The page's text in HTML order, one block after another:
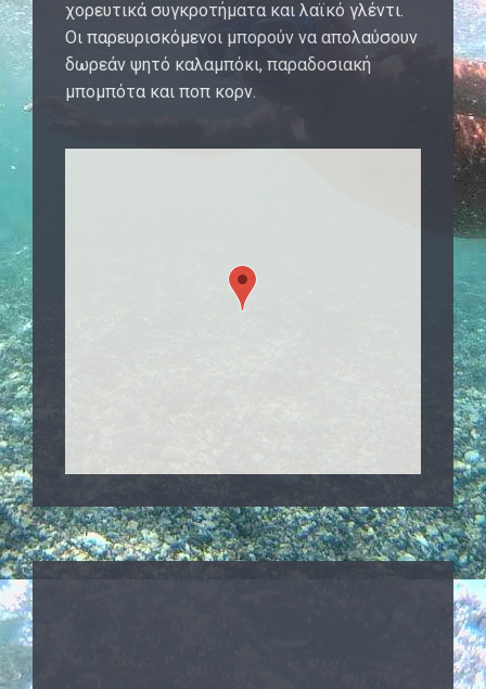
χορευτικά συγκροτήματα και λαϊκό γλέντι.
Οι παρευρισκόμενοι μπορούν να απολαύσουν
δωρεάν ψητό καλαμπόκι, παραδοσιακή
μπομπότα και ποπ κορν.